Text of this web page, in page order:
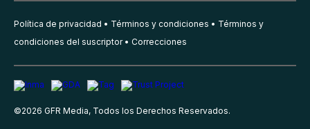
Política de privacidad Términos y condiciones
Términos y
condiciones del suscriptor
Correcciones
©2026 GFR Media, Todos los Derechos Reservados.